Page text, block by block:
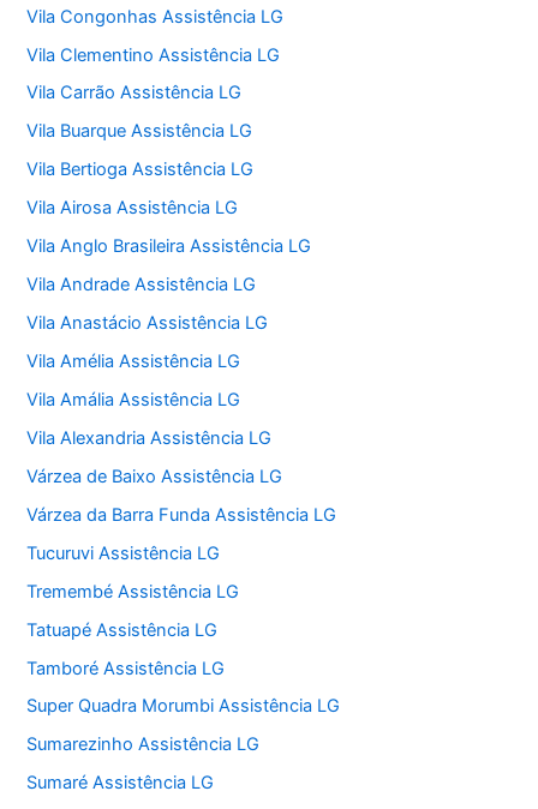
Vila Congonhas Assistência LG
Vila Clementino Assistência LG
Vila Carrão Assistência LG
Vila Buarque Assistência LG
Vila Bertioga Assistência LG
Vila Airosa Assistência LG
Vila Anglo Brasileira Assistência LG
Vila Andrade Assistência LG
Vila Anastácio Assistência LG
Vila Amélia Assistência LG
Vila Amália Assistência LG
Vila Alexandria Assistência LG
Várzea de Baixo Assistência LG
Várzea da Barra Funda Assistência LG
Tucuruvi Assistência LG
Tremembé Assistência LG
Tatuapé Assistência LG
Tamboré Assistência LG
Super Quadra Morumbi Assistência LG
Sumarezinho Assistência LG
Sumaré Assistência LG